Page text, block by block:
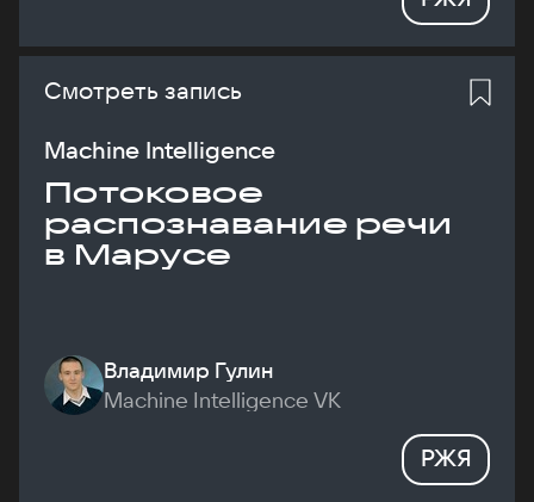
Смотреть запись
Machine Intelligence
Потоковое
распознавание речи
в Марусе
Владимир Гулин
Machine Intelligence VK
РЖЯ